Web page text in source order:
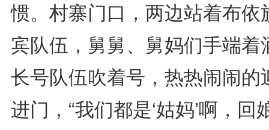
惯。村寨门口，两边站着布依
宾队伍，舅舅、舅妈们手端着
长号队伍吹着号，热热闹闹的
进门，“我们都是‘姑妈’啊，回